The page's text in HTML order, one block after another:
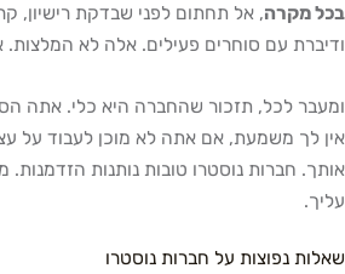
בכל מקרה, אל תחתום לפני שבדקת רישיון,
ודיברת עם סוחרים פעילים. אלה לא המלצות.
ומעבר לכל, תזכור שהחברה היא כלי. אתה
אין לך משמעת, אם אתה לא מוכן לעבוד על
אותך. חברות נוסטרו טובות נותנות
עליך.
שאלות נפוצות על חברות נוסטרו